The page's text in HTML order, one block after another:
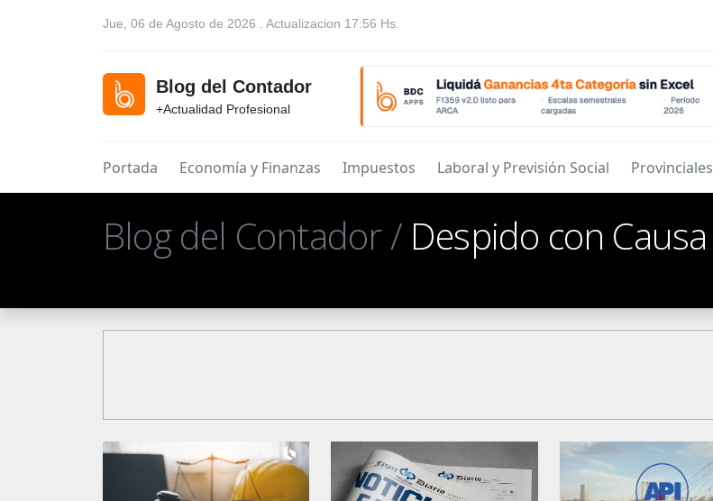
Jue, 06 de Agosto de 2026 . Actualizacion 17:56 Hs.
Blog del Contador
+Actualidad Profesional
Portada Economía y Finanzas Impuestos Laboral y Previsión Social Provinciales
Blog del Contador / Despido con Causa